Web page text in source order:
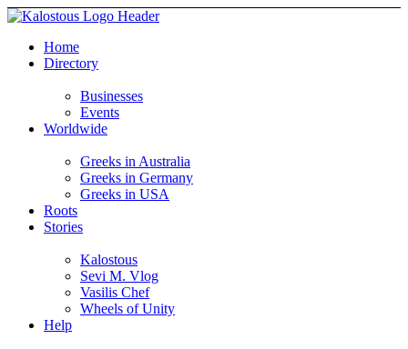
Home
Directory
Businesses
Events
Worldwide
Greeks in Australia
Greeks in Germany
Greeks in USA
Roots
Stories
Kalostous
Sevi M. Vlog
Vasilis Chef
Wheels of Unity
Help